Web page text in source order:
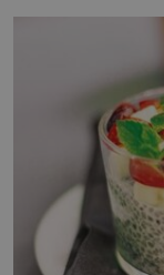
sezamového
jarní cibulku ✿ 1